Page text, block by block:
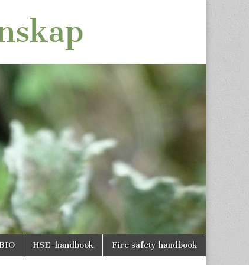
HSE-handbook Fire safety handbook